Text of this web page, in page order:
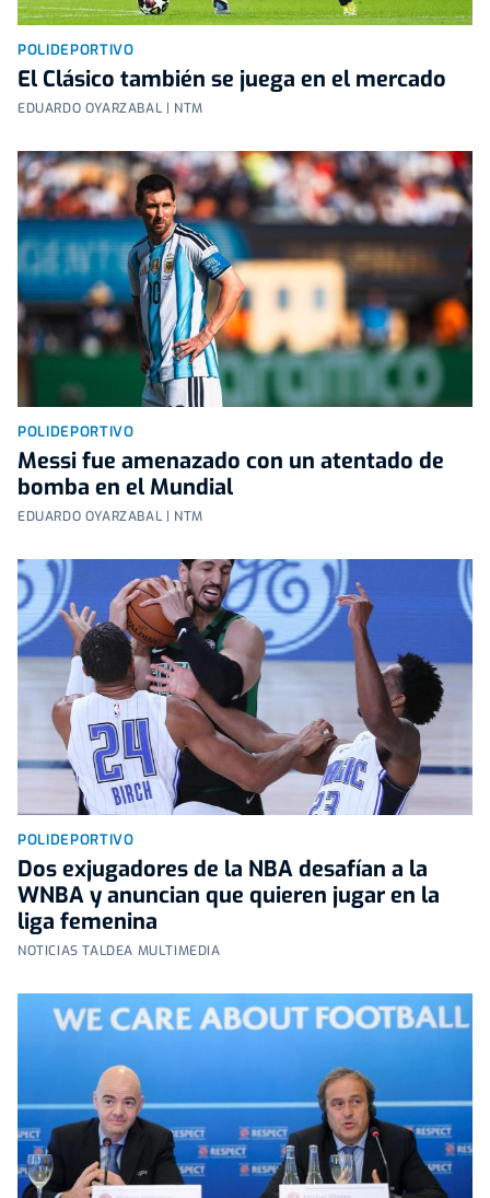
POLIDEPORTIVO
El Clásico también se juega en el mercado
EDUARDO OYARZABAL | NTM
POLIDEPORTIVO
Messi fue amenazado con un atentado de
bomba en el Mundial
EDUARDO OYARZABAL | NTM
POLIDEPORTIVO
Dos exjugadores de la NBA desafían a la
WNBA y anuncian que quieren jugar en la
liga femenina
NOTICIAS TALDEA MULTIMEDIA